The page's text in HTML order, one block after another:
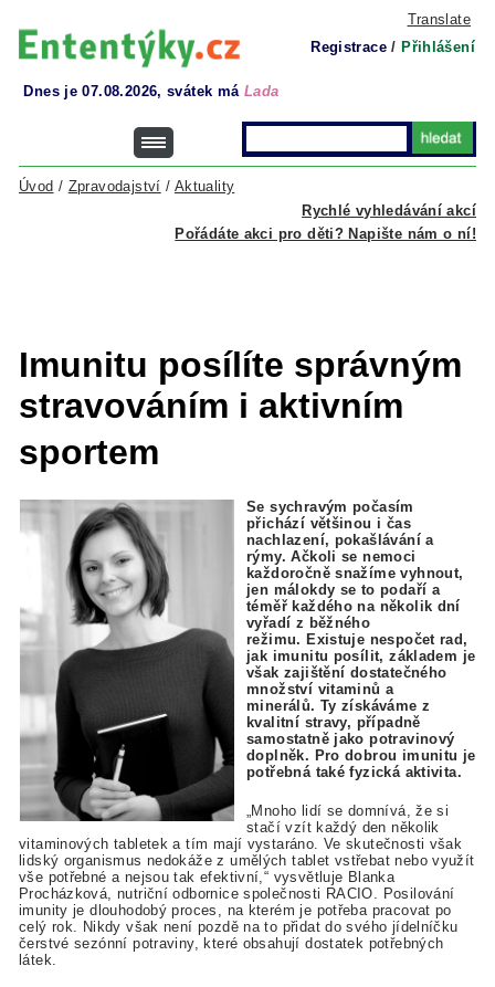
Translate
Registrace / Přihlášení
Dnes je 07.08.2026, svátek má Lada
Rychlé vyhledávání akcí
Úvod / Zpravodajství / Aktuality
Pořádáte akci pro děti? Napište nám o ní!
Imunitu posílíte správným
stravováním i aktivním
sportem
Se sychravým počasím
přichází většinou i čas
nachlazení, pokašlávání a
rýmy. Ačkoli se nemoci
každoročně snažíme vyhnout,
jen málokdy se to podaří a
téměř každého na několik dní
vyřadí z běžného
režimu. Existuje nespočet rad,
jak imunitu posílit, základem je
však zajištění dostatečného
množství vitaminů a
minerálů. Ty získáváme z
kvalitní stravy, případně
samostatně jako potravinový
doplněk. Pro dobrou imunitu je
potřebná také fyzická aktivita.
„Mnoho lidí se domnívá, že si
stačí vzít každý den několik
vitaminových tabletek a tím mají vystaráno. Ve skutečnosti však
lidský organismus nedokáže z umělých tablet vstřebat nebo využít
vše potřebné a nejsou tak efektivní,“ vysvětluje Blanka
Procházková, nutriční odbornice společnosti RACIO. Posilování
imunity je dlouhodobý proces, na kterém je potřeba pracovat po
celý rok. Nikdy však není pozdě na to přidat do svého jídelníčku
čerstvé sezónní potraviny, které obsahují dostatek potřebných
látek.